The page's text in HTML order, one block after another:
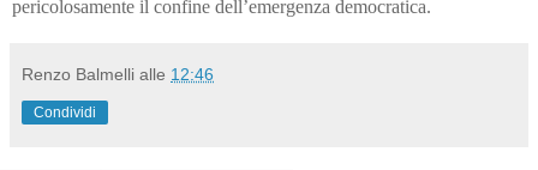
pericolosamente il confine dell’emergenza democratica.
Renzo Balmelli alle 12:46
Condividi